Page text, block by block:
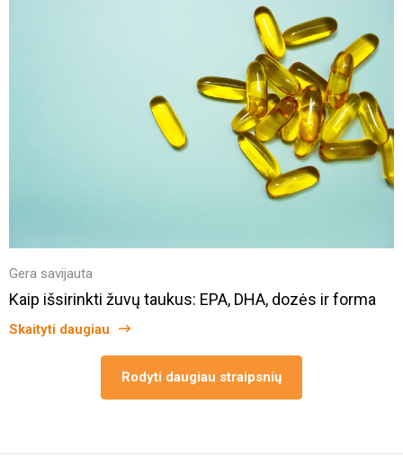
Gera savijauta
Kaip išsirinkti žuvų taukus: EPA, DHA, dozės ir forma
Skaityti daugiau
Rodyti daugiau straipsnių